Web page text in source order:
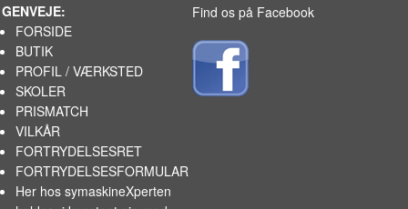
GENVEJE:
FORSIDE
BUTIK
PROFIL / VÆRKSTED
SKOLER
PRISMATCH
VILKÅR
FORTRYDELSESRET
FORTRYDELSESFORMULAR
Her hos symaskineXperten
Find os på Facebook